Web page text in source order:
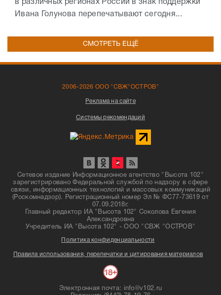
в различных регионах России в знак поддержки
Ивана Голунова перепечатывают сегодня...
СМОТРЕТЬ ЕЩЁ
2006-2026 ООО "СВЖ"ОСТРОВ"
Реклама на сайте
Системы рекомендаций
Сетевое издание Информационное агентство "Высота 102"
зарегистрировано Федеральной службой по надзору в сфере
связи, информационных технологий и массовых коммуникаций
(Роскомнадзор). Регистрационный номер Эл № ФС77-73619 от
07.09.2018г.
Главный редактор ИА "Высота 102" Соколова Евгения
Александровна
Учредитель ИА "Высота 102" - ООО "СВЖ "ОСТРОВ"
Политика конфиденциальности
Правила использования, перепечатки и цитирования материалов
Электронная почта: info@v102.ru